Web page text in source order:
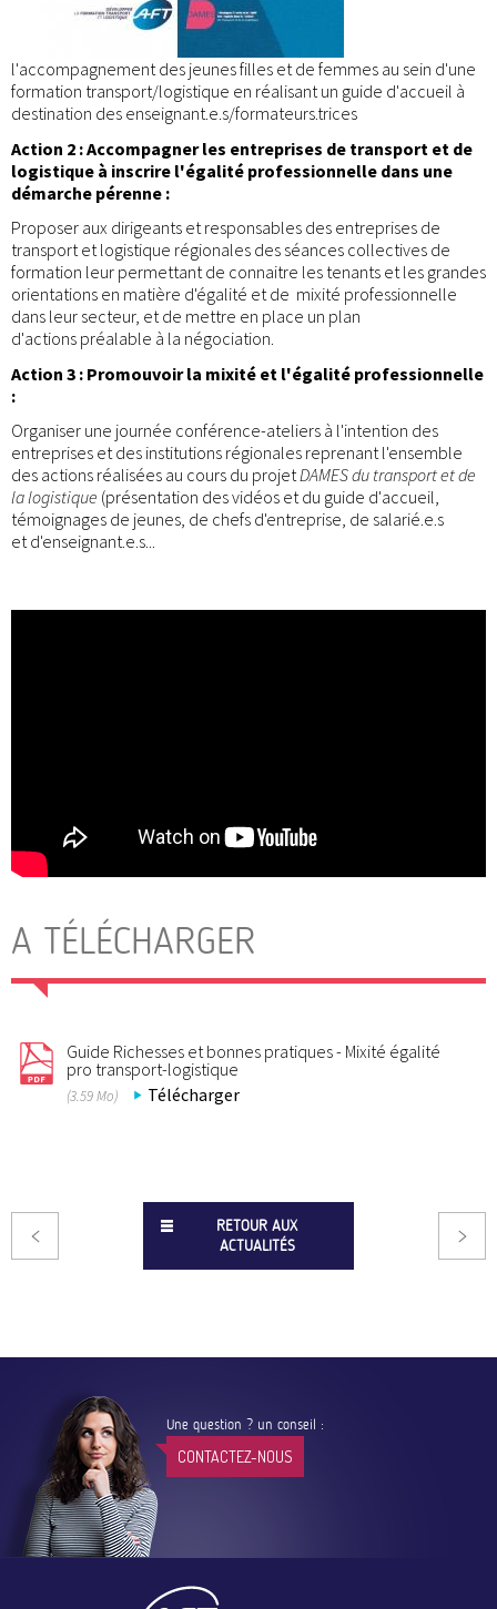
l'accompagnement des jeunes filles et de femmes au sein d'une
formation transport/logistique en réalisant un guide d'accueil à
destination des enseignant.e.s/formateurs.trices
Action 2 : Accompagner les entreprises de transport et de
logistique à inscrire l'égalité professionnelle dans une
démarche pérenne :
Proposer aux dirigeants et responsables des entreprises de
transport et logistique régionales des séances collectives de
formation leur permettant de connaitre les tenants et les grandes
orientations en matière d'égalité et de mixité professionnelle
dans leur secteur, et de mettre en place un plan
d'actions préalable à la négociation.
Action 3 : Promouvoir la mixité et l'égalité professionnelle
:
Organiser une journée conférence-ateliers à l'intention des
entreprises et des institutions régionales reprenant l'ensemble
des actions réalisées au cours du projetDAMES du transport et de
la logistique (présentation des vidéos et du guide d'accueil,
témoignages de jeunes, de chefs d'entreprise, de salarié.e.s
et d'enseignant.e.s...
A TÉLÉCHARGER
Guide Richesses et bonnes pratiques - Mixité égalité
pro transport-logistique
(3.59 Mo) Télécharger
RETOUR AUX
ACTUALITÉS
Une question ? un conseil :
CONTACTEZ-NOUS